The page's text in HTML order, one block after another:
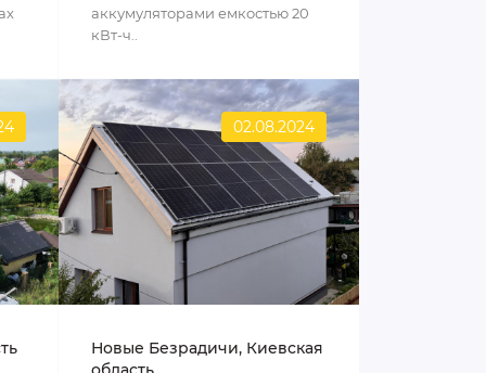
аккумуляторами емкостью 20
кВт-ч..
02.08.2024
Новые Безрадичи, Киевская